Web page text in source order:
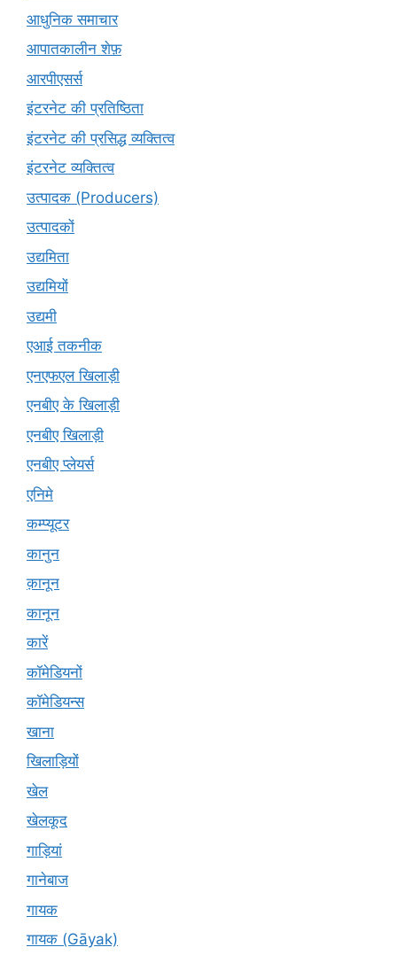
आधुनिक समाचार
आपातकालीन शेफ़
आरपीएसर्स
इंटरनेट की प्रतिष्ठिता
इंटरनेट की प्रसिद्ध व्यक्तित्व
इंटरनेट व्यक्तित्व
उत्पादक (Producers)
उत्पादकों
उद्यमिता
उद्यमियों
उद्यमी
एआई तकनीक
एनएफएल खिलाड़ी
एनबीए के खिलाड़ी
एनबीए खिलाड़ी
एनबीए प्लेयर्स
एनिमे
कम्प्यूटर
कानुन
क़ानून
कानून
कारें
कॉमेडियनों
कॉमेडियन्स
खाना
खिलाड़ियों
खेल
खेलकूद
गाड़ियां
गानेबाज
गायक
गायक (Gāyak)